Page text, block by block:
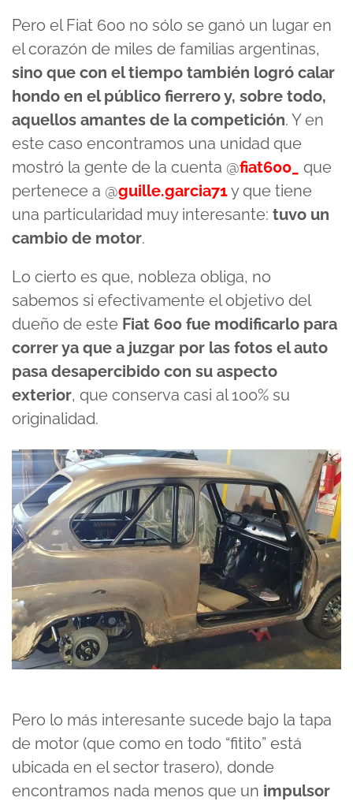
Pero el Fiat 600 no sólo se ganó un lugar en
el corazón de miles de familias argentinas,
sino que con el tiempo también logró calar
hondo en el público fierrero y, sobre todo,
aquellos amantes de la competición. Y en
este caso encontramos una unidad que
mostró la gente de la cuenta @fiat600_
que
pertenece a @guille.garcia71y que tiene
una particularidad muy interesante: tuvo un
cambio de motor.
Lo cierto es que, nobleza obliga, no
sabemos si efectivamente el objetivo del
dueño de este Fiat 600 fue modificarlo para
correr ya que a juzgar por las fotos el auto
pasa desapercibido con su aspecto
exterior, que conserva casi al 100% su
originalidad.
Pero lo más interesante sucede bajo la tapa
de motor (que como en todo “fitito” está
ubicada en el sector trasero), donde
encontramos nada menos que un impulsor